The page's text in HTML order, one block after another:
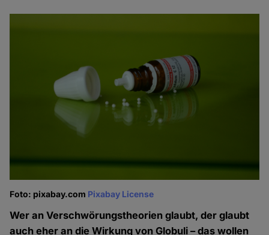
Foto: pixabay.com Pixabay License
Wer an Verschwörungstheorien glaubt, der glaubt
auch eher an die Wirkung von Globuli – das wollen